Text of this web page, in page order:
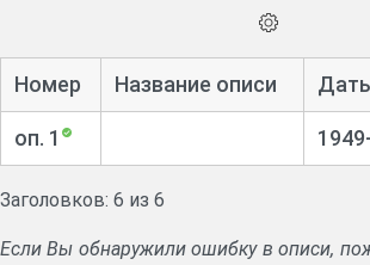
Номер Название описи
оп. 1
Заголовков: 6 из 6
Если Вы обнаружили ошибку в описи,